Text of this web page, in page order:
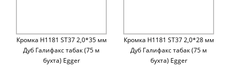
Кромка H1181 ST37 2,0*35 мм
Дуб Галифакс табак (75 м
бухта) Egger
Кромка H1181 ST37 2,0*28 мм
Дуб Галифакс табак (75 м
бухта) Egger